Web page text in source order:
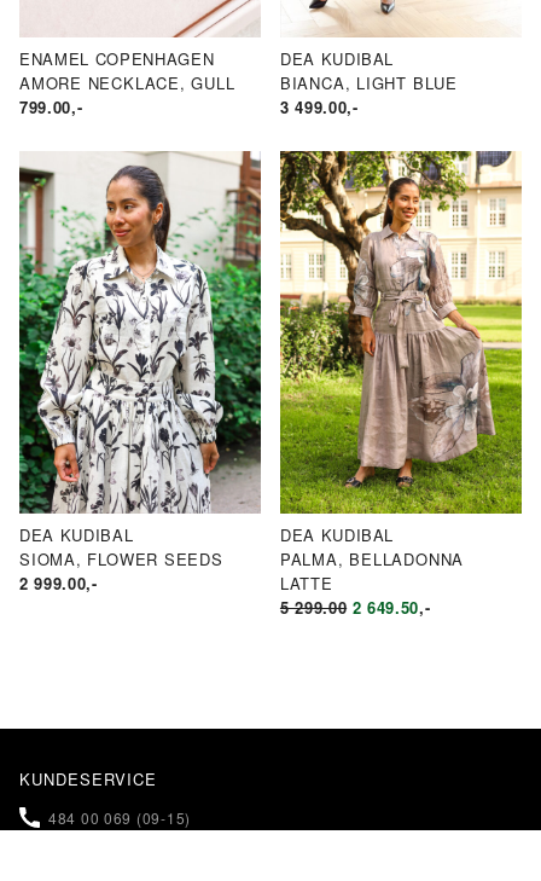
ENAMEL COPENHAGEN
AMORE NECKLACE, GULL
799.00,-
DEA KUDIBAL
BIANCA, LIGHT BLUE
3 499.00,-
DEA KUDIBAL
SIOMA, FLOWER SEEDS
2 999.00,-
DEA KUDIBAL
PALMA, BELLADONNA
LATTE
5 299.00 OPPRINNELIG
2 649.50NÅVÆRENDE
,-
KUNDESERVICE
484 00 069 (09-15)